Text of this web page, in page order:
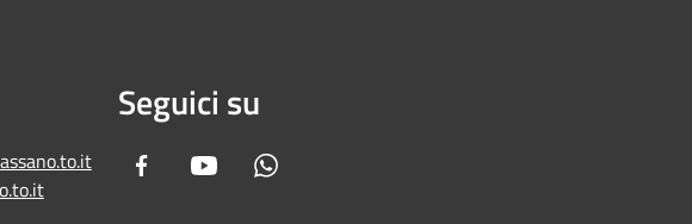
Seguici su
Facebook Youtube